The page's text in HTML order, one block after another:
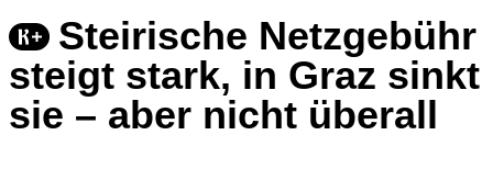
Steirische Netzgebühr
steigt stark, in Graz sinkt
sie – aber nicht überall